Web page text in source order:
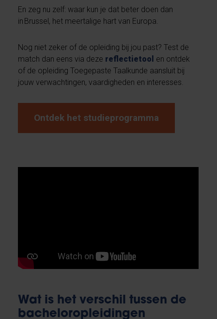
En zeg nu zelf: waar kun je dat beter doen dan
in Brussel, het meertalige hart van Europa.
Nog niet zeker of de opleiding bij jou past? Test de
match dan eens via deze reflectietool en ontdek
of de opleiding Toegepaste Taalkunde aansluit bij
jouw verwachtingen, vaardigheden en interesses.
Ontdek het studieprogramma
Wat is het verschiltussen de
bacheloropleidingen